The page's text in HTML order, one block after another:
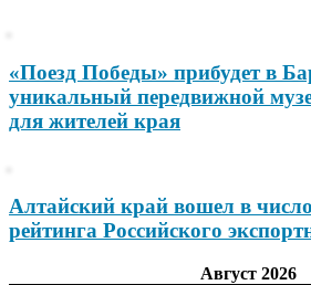
«Поезд Победы» прибудет в
уникальный передвижной
для жителей края
Алтайский край вошел в
рейтинга Российского
Август 2026